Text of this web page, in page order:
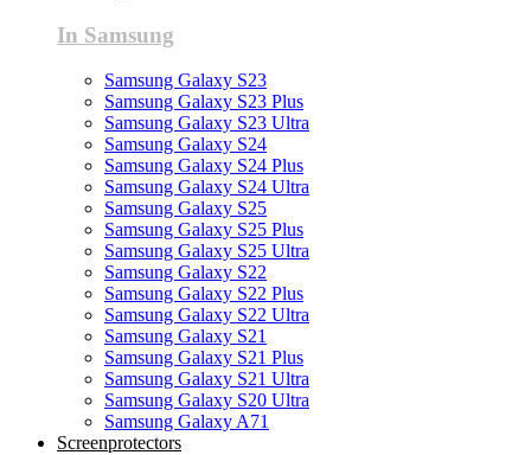
In Samsung
Samsung Galaxy S23
Samsung Galaxy S23 Plus
Samsung Galaxy S23 Ultra
Samsung Galaxy S24
Samsung Galaxy S24 Plus
Samsung Galaxy S24 Ultra
Samsung Galaxy S25
Samsung Galaxy S25 Plus
Samsung Galaxy S25 Ultra
Samsung Galaxy S22
Samsung Galaxy S22 Plus
Samsung Galaxy S22 Ultra
Samsung Galaxy S21
Samsung Galaxy S21 Plus
Samsung Galaxy S21 Ultra
Samsung Galaxy S20 Ultra
Samsung Galaxy A71
Screenprotectors